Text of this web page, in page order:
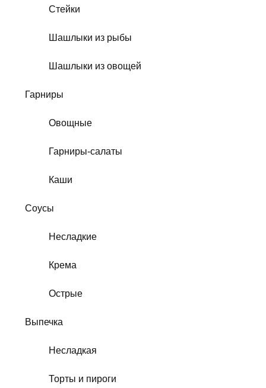
Стейки
Шашлыки из рыбы
Шашлыки из овощей
Гарниры
Овощные
Гарниры-салаты
Каши
Соусы
Несладкие
Крема
Острые
Выпечка
Несладкая
Торты и пироги